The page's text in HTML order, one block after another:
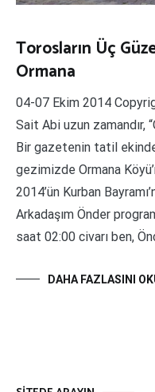
Torosların Üç
Ormana
04-07 Ekim 2014
Sait Abi uzun zamandır,
Bir gazetenin tatil
gezimizde Ormana
2014’ün Kurban
Arkadaşım Önder
saat 02:00 civarı ben,
DAHA FAZLASINI